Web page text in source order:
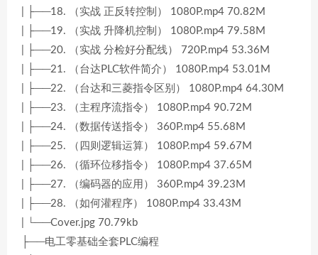
| ├──18. （实战 正反转控制） 1080P.mp4 70.82M
| ├──19. （实战 升降机控制） 1080P.mp4 79.58M
| ├──20. （实战 分检好分配线） 720P.mp4 53.36M
| ├──21. （台达PLC软件简介） 1080P.mp4 53.01M
| ├──22. （台达和三菱指令区别） 1080P.mp4 64.30M
| ├──23. （主程序流指令） 1080P.mp4 90.72M
| ├──24. （数据传送指令） 360P.mp4 55.68M
| ├──25. （四则逻辑运算） 1080P.mp4 59.67M
| ├──26. （循环位移指令） 1080P.mp4 37.65M
| ├──27. （编码器的应用） 360P.mp4 39.23M
| ├──28. （如何灌程序） 1080P.mp4 33.43M
| └──Cover.jpg 70.79kb
├──电工零基础全套PLC编程